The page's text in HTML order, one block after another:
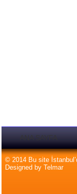
ANA SAYFA
© 2014 Bu site
Designed by Telmar